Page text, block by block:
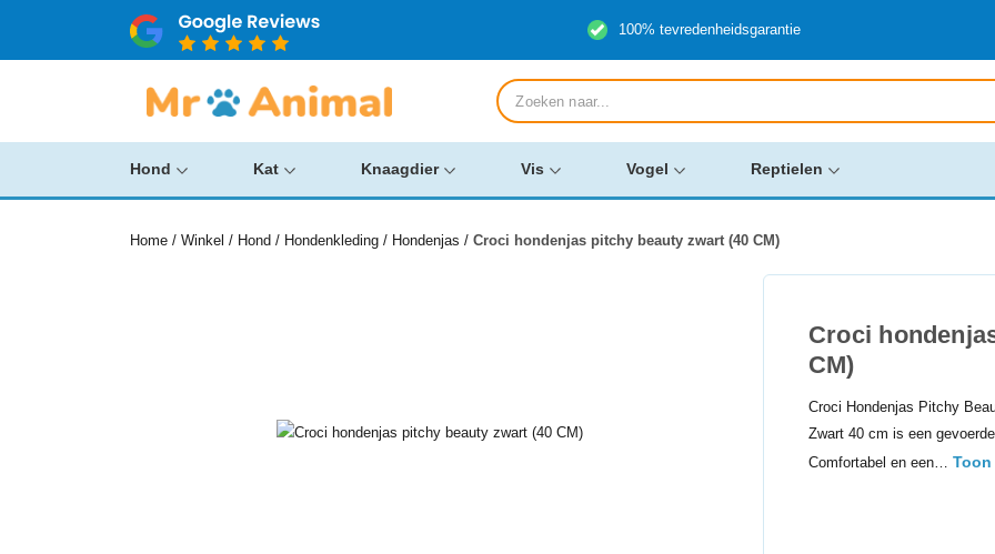
100% tevredenheidsgarantie
Producten
zoeken
Hond Kat Knaagdier Vis Vogel Reptielen
Home / Winkel / Hond / Hondenkleding / Hondenjas / Croci hondenjas pitchy beauty zwart (40 CM)
Croci
CM)
Croci Hondenjas Pitchy
Zwart 40 cm is een
Comfortabel en een… Toon